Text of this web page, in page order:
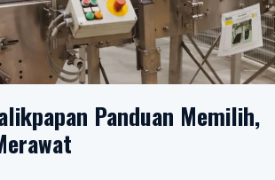
Panduan Memilih,